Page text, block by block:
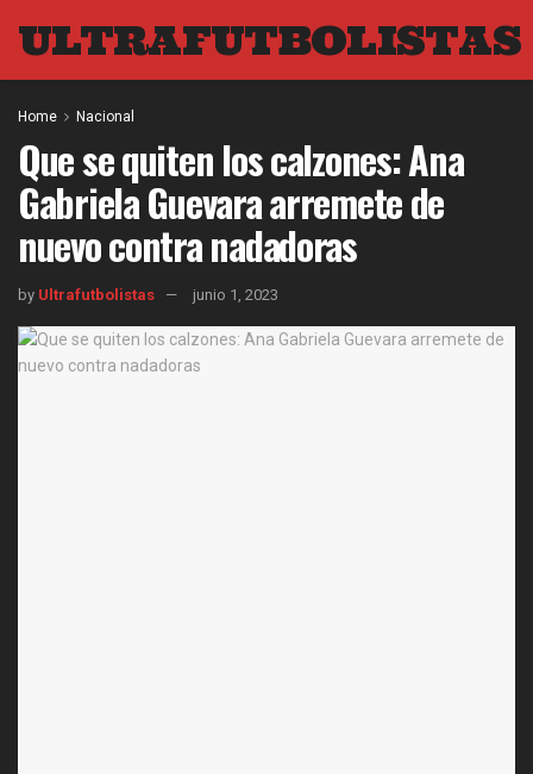
ULTRAFUTBOLISTAS
Home Nacional
Que se quiten los calzones: Ana
Gabriela Guevara arremete de
nuevo contra nadadoras
by Ultrafutbolistas junio 1, 2023